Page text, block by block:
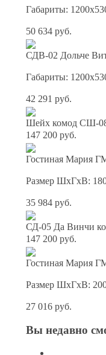
Габариты:
50 634 руб.
СДВ-02 Дольче
Габариты:
42 291 руб.
Шейх комод СШ-08
147 200 руб.
Гостиная Мария
Размер ШхГхВ:
35 984 руб.
СД-05 Да Винчи
147 200 руб.
Гостиная Мария
Размер ШхГхВ:
27 016 руб.
Вы недавно